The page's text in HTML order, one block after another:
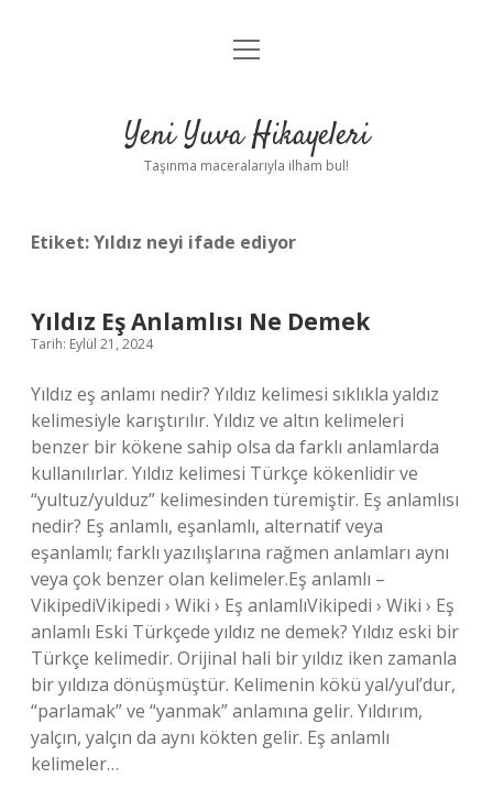
Anasayfa
Yasal Uyarı
menüyü
Yeni Yuva Hikayeleri
Taşınma maceralarıyla ilham bul!
Etiket:Yıldız neyi ifade ediyor
Yıldız Eş Anlamlısı Ne Demek
Tarih: Eylül 21, 2024
Yıldız eş anlamı nedir? Yıldız kelimesi sıklıkla yaldız
kelimesiyle karıştırılır. Yıldız ve altın kelimeleri
benzer bir kökene sahip olsa da farklı anlamlarda
kullanılırlar. Yıldız kelimesi Türkçe kökenlidir ve
“yultuz/yulduz” kelimesinden türemiştir. Eş anlamlısı
nedir? Eş anlamlı, eşanlamlı, alternatif veya
eşanlamlı; farklı yazılışlarına rağmen anlamları aynı
veya çok benzer olan kelimeler.Eş anlamlı –
VikipediVikipedi › Wiki › Eş anlamlıVikipedi › Wiki › Eş
anlamlı Eski Türkçede yıldız ne demek? Yıldız eski bir
Türkçe kelimedir. Orijinal hali bir yıldız iken zamanla
bir yıldıza dönüşmüştür. Kelimenin kökü yal/yul’dur,
“parlamak” ve “yanmak” anlamına gelir. Yıldırım,
yalçın, yalçın da aynı kökten gelir. Eş anlamlı
kelimeler…